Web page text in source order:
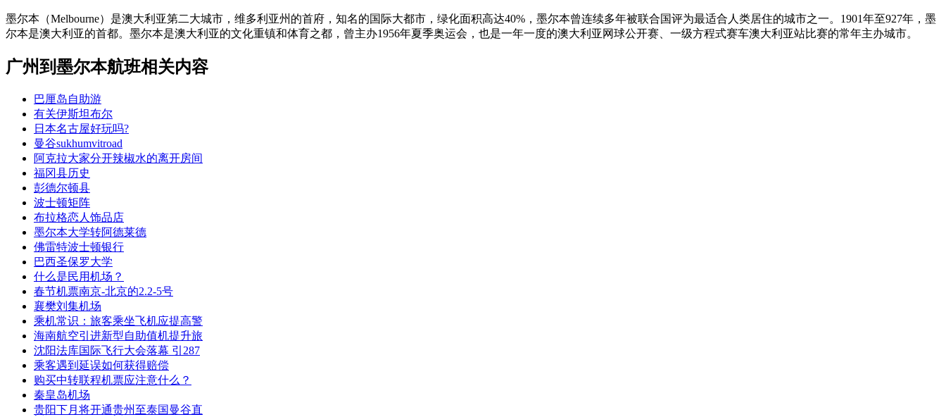
墨尔本（Melbourne）是澳大利亚第二大城市，维多利亚州的首府，知名的国际大都市，绿化面积高达40%，墨尔本曾连续多年被联合国评为最适合人类居住的城市之一。1901年至927年，墨
尔本是澳大利亚的首都。墨尔本是澳大利亚的文化重镇和体育之都，曾主办1956年夏季奥运会，也是一年一度的澳大利亚网球公开赛、一级方程式赛车澳大利亚站比赛的常年主办城市。
广州到墨尔本航班相关内容
巴厘岛自助游
有关伊斯坦布尔
日本名古屋好玩吗?
曼谷sukhumvitroad
阿克拉大家分开辣椒水的离开房间
福冈县历史
彭德尔顿县
波士顿矩阵
布拉格恋人饰品店
墨尔本大学转阿德莱德
佛雷特波士顿银行
巴西圣保罗大学
什么是民用机场？
春节机票南京-北京的2.2-5号
襄樊刘集机场
乘机常识：旅客乘坐飞机应提高警
海南航空引进新型自助值机提升旅
沈阳法库国际飞行大会落幕 引287
乘客遇到延误如何获得赔偿
购买中转联程机票应注意什么？
秦皇岛机场
贵阳下月将开通贵州至泰国曼谷直